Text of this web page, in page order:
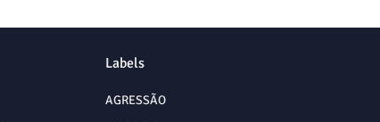
Labels
AGRESSÃO